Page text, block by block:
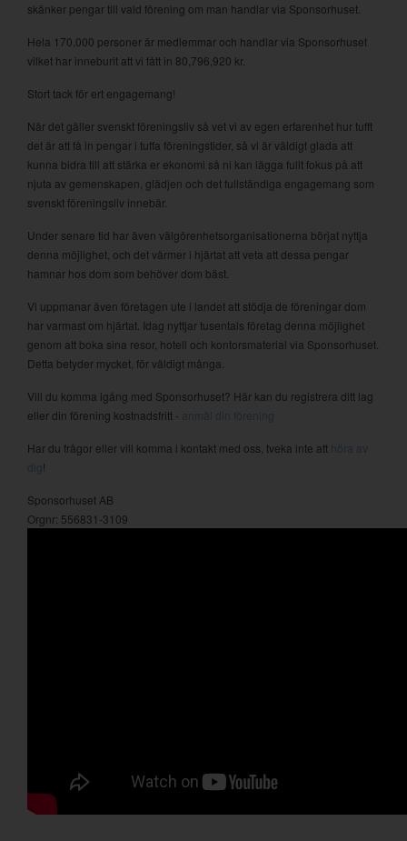
skänker pengar till vald förening om man handlar via Sponsorhuset.
Hela 170,000 personer är medlemmar och handlar via Sponsorhuset
vilket har inneburit att vi fått in 80,796,920 kr.
Stort tack för ert engagemang!
När det gäller svenskt föreningsliv så vet vi av egen erfarenhet hur tufft
det är att få in pengar i tuffa föreningstider, så vi är väldigt glada att
kunna bidra till att stärka er ekonomi så ni kan lägga fullt fokus på att
njuta av gemenskapen, glädjen och det fullständiga engagemang som
svenskt föreningsliv innebär.
Under senare tid har även välgörenhetsorganisationerna börjat nyttja
denna möjlighet, och det värmer i hjärtat att veta att dessa pengar
hamnar hos dom som behöver dom bäst.
Vi uppmanar även företagen ute i landet att stödja de föreningar dom
har varmast om hjärtat. Idag nyttjar tusentals företag denna möjlighet
genom att boka sina resor, hotell och kontorsmaterial via Sponsorhuset.
Detta betyder mycket, för väldigt många.
Vill du komma igång med Sponsorhuset? Här kan du registrera ditt lag
eller din förening kostnadsfritt -
anmäl din förening
Har du frågor eller vill komma i kontakt med oss, tveka inte att höra av
!
Sponsorhuset AB
Orgnr: 556831-3109